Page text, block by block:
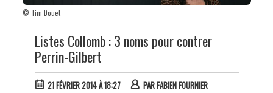
© Tim Douet
Listes Collomb : 3 noms pour contrer
Perrin-Gilbert
21 FÉVRIER 2014 À 18:27 PARFABIEN FOURNIER